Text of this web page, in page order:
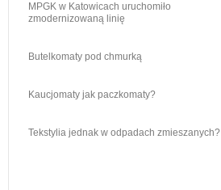
MPGK w Katowicach uruchomiło
zmodernizowaną linię
Butelkomaty pod chmurką
Kaucjomaty jak paczkomaty?
Tekstylia jednak w odpadach zmieszanych?